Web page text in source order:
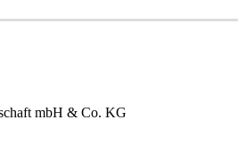
mbH & Co. KG